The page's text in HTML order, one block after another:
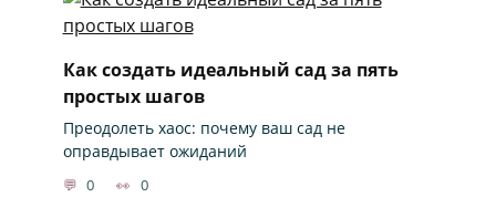
Как создать идеальный сад за пять
простых шагов
Преодолеть хаос: почему ваш сад не
оправдывает ожиданий
0 0